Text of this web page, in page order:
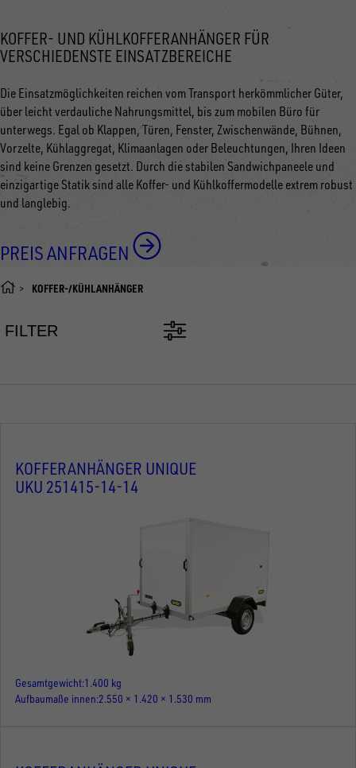
KOFFER- UND KÜHLKOFFERANHÄNGER FÜR
VERSCHIEDENSTE EINSATZBEREICHE
Die Einsatzmöglichkeiten reichen vom Transport herkömmlicher Güter,
über leicht verdauliche Nahrungsmittel, bis zum mobilen Büro für
unterwegs. Egal ob Klappen, Türen, Fenster, Zwischenwände, Bühnen,
Vorzelte, Kühlaggregat, Klimaanlagen oder Beleuchtungen, Ihren Ideen
sind keine Grenzen gesetzt. Durch die stabilen Sandwichpaneele und
einzigartige Statik sind alle Koffer- und Kühlkoffermodelle extrem robust
und langlebig.
PREIS ANFRAGEN
KOFFER-/KÜHLANHÄNGER
FILTER
KOFFERANHÄNGER UNIQUE
UKU 251415-14-14
Gesamtgewicht 1.400 kg
Aufbaumaße innen 2.550 × 1.420 × 1.530 mm